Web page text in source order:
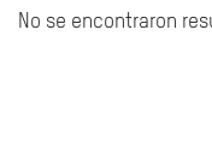
No se encontraron